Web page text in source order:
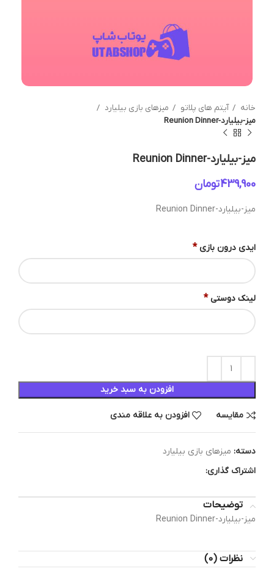
خانه آیتم های پلاتو
میزهای بازی بیلیارد
میز-بیلیارد-Reunion Dinner
میز-بیلیارد-Reunion Dinner
تومان
میز-بیلیارد-Reunion Dinner
ایدی درون بازی *
لینک دوستی *
افزودن به سبد خرید
مقایسه افزودن به علاقه مندی
دسته: میزهای بازی بیلیارد
اشتراک گذاری:
توضیحات
میز-بیلیارد-Reunion Dinner
نظرات (0)